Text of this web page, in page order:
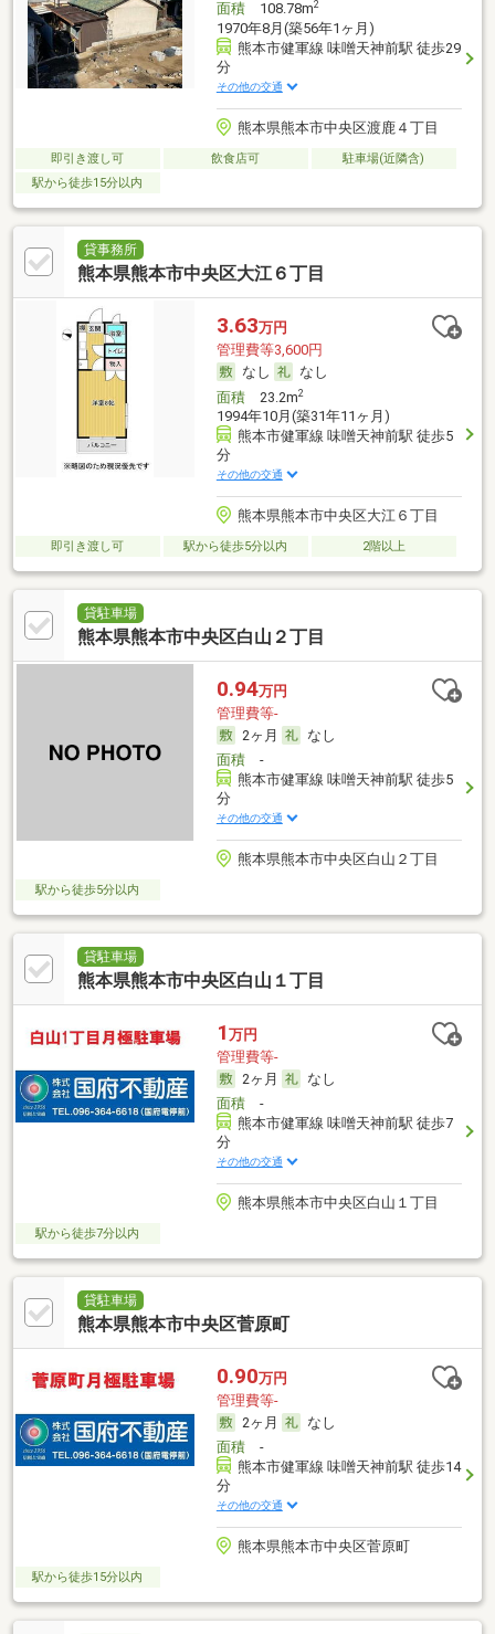
面積108.78m2
1970年8月(築56年1ヶ月)
熊本市健軍線 味噌天神前駅 徒歩29
分
その他の交通
熊本県熊本市中央区渡鹿４丁目
即引き渡し可 飲食店可
駐車場(近隣含)
駅から徒歩15分以内
貸事務所
熊本県熊本市中央区大江６丁目
3.63万円
管理費等3,600円
なし
なし
面積23.2m2
1994年10月(築31年11ヶ月)
熊本市健軍線 味噌天神前駅 徒歩5
分
その他の交通
熊本県熊本市中央区大江６丁目
即引き渡し可 駅から徒歩5分以内 2階以上
貸駐車場
熊本県熊本市中央区白山２丁目
0.94万円
管理費等-
2ヶ月
なし
面積-
熊本市健軍線 味噌天神前駅 徒歩5
分
その他の交通
熊本県熊本市中央区白山２丁目
駅から徒歩5分以内
貸駐車場
熊本県熊本市中央区白山１丁目
1 万円
管理費等-
2ヶ月
なし
面積-
熊本市健軍線 味噌天神前駅 徒歩7
分
その他の交通
熊本県熊本市中央区白山１丁目
駅から徒歩7分以内
貸駐車場
熊本県熊本市中央区菅原町
0.90万円
管理費等-
2ヶ月
なし
面積-
熊本市健軍線 味噌天神前駅 徒歩14
分
その他の交通
熊本県熊本市中央区菅原町
駅から徒歩15分以内